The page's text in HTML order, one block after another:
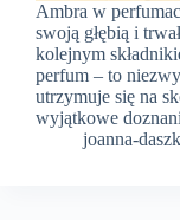
Ambra w
swoją głębią i
kolejnym
perfum – to
utrzymuje się na
wyjątkowe
joanna-